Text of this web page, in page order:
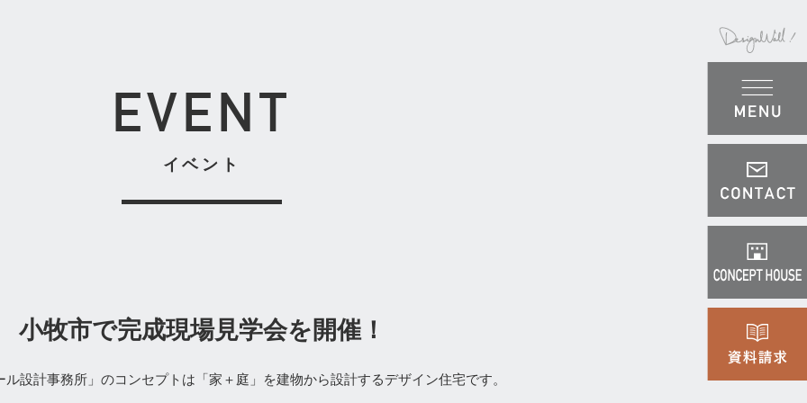
EVENT
イベント
小牧市で完成現場見学会を開催！
ル設計事務所」のコンセプトは「家＋庭」を建物から設計するデザイン住宅です。